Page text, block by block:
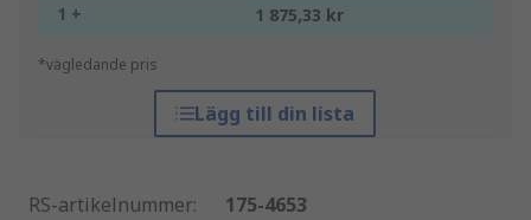
1 + 1 875,33 kr
*vägledande pris
Lägg till din lista
RS-artikelnummer:
175-4653